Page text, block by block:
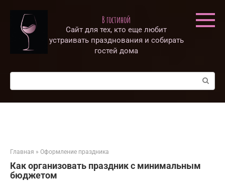
контенту
В гостиной
Сайт для тех, кто еще любит
устраивать празднования и собирать
гостей дома
Поиск:
Главная » Оформление праздника
Как организовать праздник с минимальным
бюджетом